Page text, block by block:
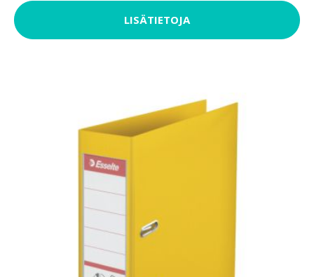
LISÄTIETOJA